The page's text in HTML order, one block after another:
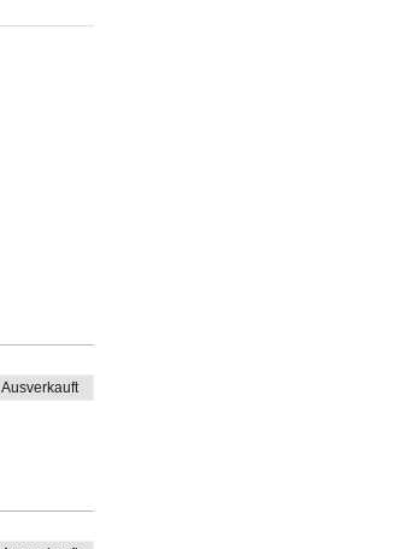
Ausverkauft